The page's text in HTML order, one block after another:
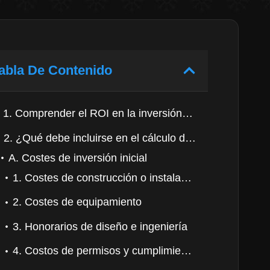
De Contenido
1. Comprender el ROI en la inversión en cámaras frigoríficas
2. ¿Qué debe incluirse en el cálculo del ROI?
A. Costes de inversión inicial
1. Costes de construcción o instalación
2. Costes de equipamiento
3. Honorarios de diseño e ingeniería
4. Costos de permisos y cumplimiento